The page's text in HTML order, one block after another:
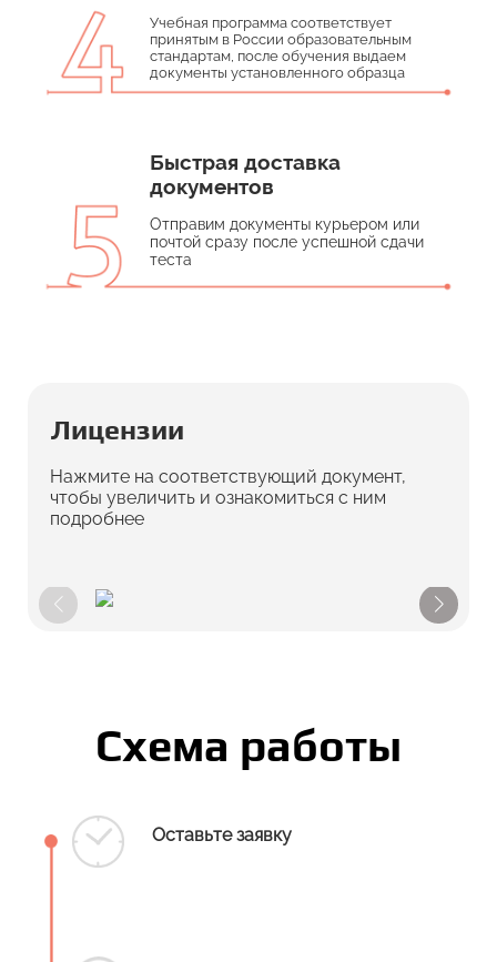
Учебная программа соответствует
принятым в России образовательным
стандартам, после обучения выдаем
документы установленного образца
Быстрая доставка
документов
Отправим документы курьером или
почтой сразу после успешной сдачи
теста
Лицензии
Нажмите на соответствующий документ,
чтобы увеличить и ознакомиться с ним
подробнее
Схема работы
Оставьте заявку